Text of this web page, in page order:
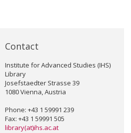
Contact
Institute for Advanced Studies (IHS)
Library
Josefstaedter Strasse 39
1080 Vienna, Austria
Phone: +43 1 59991 239
Fax: +43 1 59991 505
library(at)ihs.ac.at